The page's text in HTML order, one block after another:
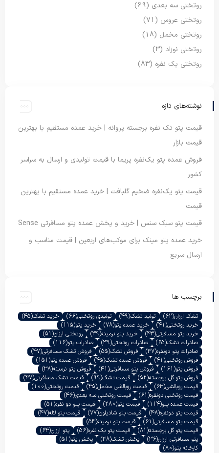
روتختی سه بعدی (69)
روتختی عروس (71)
روتختی مخمل (18)
روتختی نوزاد (3)
روتختی یک نفره (83)
نوشته‌های تازه
قیمت پتو تک نفره برجسته پروانه | خرید عمده مستقیم با بهترین
قیمت بازار
فروش عمده پتو یک‌نفره پریما با قیمت تولیدی و ارسال به سراسر
کشور
قیمت پتو یک‌نفره ضخیم گلبافت | خرید عمده مستقیم با بهترین
قیمت
قیمت پتو سبک سنس | خرید و پخش عمده پتو مسافرتی Sense
خرید عمده پتو مینک برای موکب‌های اربعین | قیمت مناسب و
ارسال سریع
برچسب ها
تشک ارزان(62) تولید تشک(49) تولیدی روتختی(66) خرید تشک(45)
خرید روتختی(41) خرید عمده پتو(78) خرید پتو(115)
خرید پتو مسافرتی(43) خرید پتو نرمینه(39) روتختی ارزان(51)
صادرات تشک(65) صادرات روتختی(39) صادرات پتو(116)
صادرات پتو دونفره(37) فروش تشک(55) فروش تشک مسافرتی(47)
فروش روتختی(41) فروش عمده تشک(45) فروش عمده پتو(151)
فروش پتو(161) فروش پتو مسافرتی(41) فروش پتو نرمینه(38)
فروش پتو گل برجسته(52) قیمت تشک(99) قیمت تشک مسافرتی(47)
قیمت روبالشی(63) قیمت روبالشی مخمل(45) قیمت روتختی(100)
قیمت روتختی دونفره(61) قیمت روتختی سه بعدی(46)
قیمت عمده پتو(114) قیمت پتو(280) قیمت پتو دو نفره(51)
قیمت پتو دونفره(48) قیمت پتو شادیلون(77) قیمت پتو لاله(47)
قیمت پتو مسافرتی(61) قیمت پتو نرمینه(54)
قیمت پتو گل برجسته(81) قیمت پتو یک نفره(56) پتو ارزان(64)
پتو مسافرتی ارزان(36) پخش تشک(38) پخش پتو(51)
کارخانه پتو(80)